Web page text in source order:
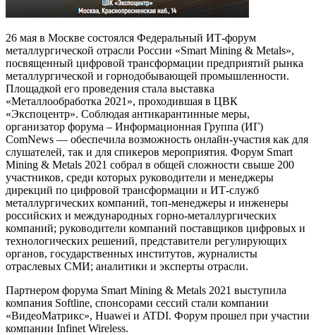
26 мая в Москве состоялся Федеральный ИТ-форум
металлургической отрасли России «Smart Mining & Metals»,
посвященный цифровой трансформации предприятий рынка
металлургической и горнодобывающей промышленности.
Площадкой его проведения стала выставка
«Металлообработка 2021», проходившая в ЦВК
«Экспоцентр». Соблюдая антикарантинные меры,
организатор форума – Информационная Группа (ИГ)
ComNews — обеспечила возможность онлайн-участия как для
слушателей, так и для спикеров мероприятия. Форум Smart
Mining & Metals 2021 собрал в общей сложности свыше 200
участников, среди которых руководители и менеджеры
дирекций по цифровой трансформации и ИТ-служб
металлургических компаний, топ-менеджеры и инженеры
российских и международных горно-металлургических
компаний; руководители компаний поставщиков цифровых и
технологических решений, представители регулирующих
органов, государственных институтов, журналисты
отраслевых СМИ; аналитики и эксперты отрасли.
Партнером форума Smart Mining & Metals 2021 выступила
компания Softline, спонсорами сессий стали компании
«ВидеоМатрикс», Huawei и ATDI. Форум прошел при участии
компании Infinet Wireless.